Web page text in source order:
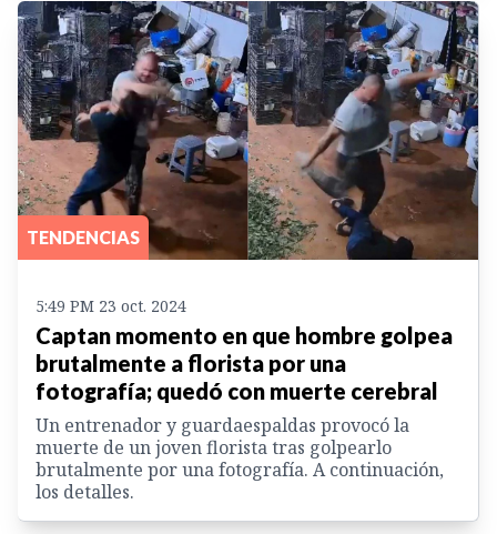
TENDENCIAS
5:49 PM 23 oct. 2024
Captan momento en que hombre golpea
brutalmente a florista por una
fotografía; quedó con muerte cerebral
Un entrenador y guardaespaldas provocó la
muerte de un joven florista tras golpearlo
brutalmente por una fotografía. A continuación,
los detalles.